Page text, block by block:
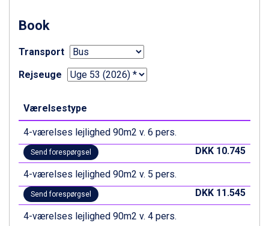
Livigno fra DKK 4.145
Sauze dOulx fra DKK 4.045
Bad Gastein fra DKK 4.195
La Thuile fra DKK 4.595
Val Thorens fra DKK 5.395
Cervinia fra DKK 5.295
Passo Tonale fra DKK 3.795
Saalbach fra DKK 5.945
Sölden fra DKK 8.445
Bad Hofgastein fra DKK 5.495
Champoluc fra DKK 3.795
Sestriere fra DKK 4.395
Wagrain fra DKK 4.645
Book
Transport
Rejseuge
Værelsestype
4-værelses lejlighed 90m2 v. 6 pers.
Send forespørgsel DKK 10.745
4-værelses lejlighed 90m2 v. 5 pers.
Send forespørgsel DKK 11.545
4-værelses lejlighed 90m2 v. 4 pers.